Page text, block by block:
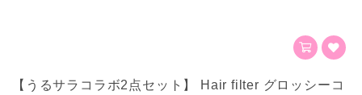
【うるサラコラボ2点セット】 Hair filter グロッシーコ